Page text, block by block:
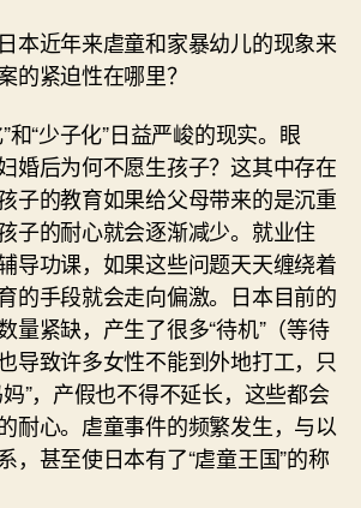
本近年来虐童和家暴幼儿的现象来
的紧迫性在哪里？
和“少子化”日益严峻的现实。眼
婚后为何不愿生孩子？这其中存在
子的教育如果给父母带来的是沉重
子的耐心就会逐渐减少。就业住
导功课，如果这些问题天天缠绕着
的手段就会走向偏激。日本目前的
量紧缺，产生了很多“待机”（等待
导致许多女性不能到外地打工，只
”，产假也不得不延长，这些都会
耐心。虐童事件的频繁发生，与以
，甚至使日本有了“虐童王国”的称